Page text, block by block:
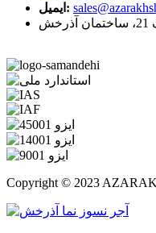
ایمیل:
Copyright © 2023